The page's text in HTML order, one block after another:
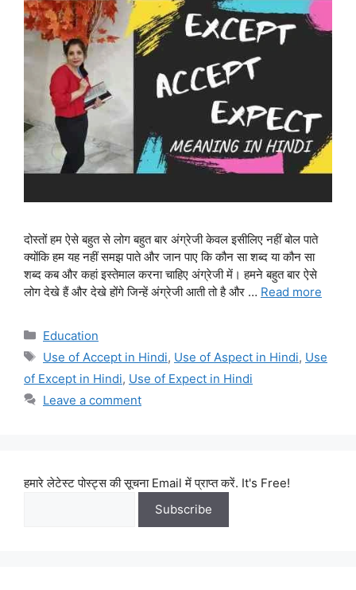
दोस्तों हम ऐसे बहुत से लोग बहुत बार अंग्रेजी केवल इसीलिए नहीं बोल पाते
क्योंकि हम यह नहीं समझ पाते और जान पाए कि कौन सा शब्द या कौन सा
शब्द कब और कहां इस्तेमाल करना चाहिए अंग्रेजी में। हमने बहुत बार ऐसे
लोग देखे हैं और देखे होंगे जिन्हें अंग्रेजी आती तो है और … Read more
Categories
Education
Tags
Use of Accept in Hindi, Use of Aspect in Hindi, Use
of Except in Hindi, Use of Expect in Hindi
Leave a comment
हमारे लेटेस्ट पोस्ट्स की सूचना Email में प्राप्त करें. It's Free!